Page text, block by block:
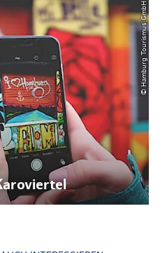
© Hamburg Tourismus GmbH